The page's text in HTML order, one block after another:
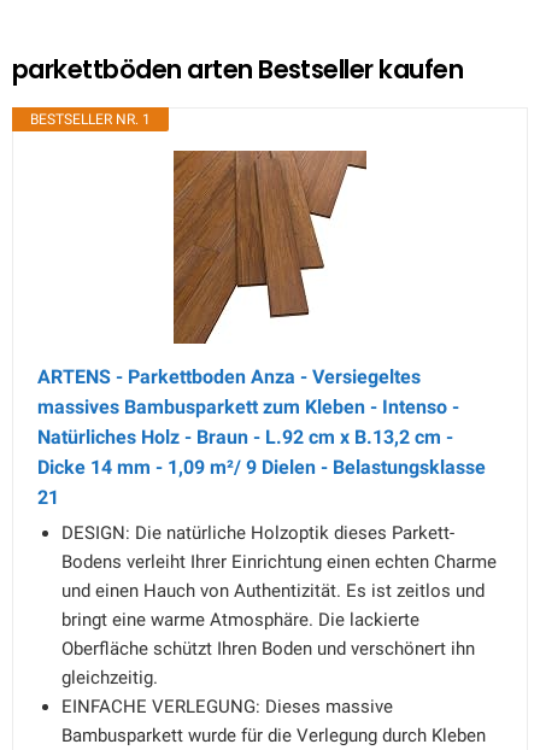
parkettböden arten Bestseller kaufen
BESTSELLER NR. 1
ARTENS - Parkettboden Anza - Versiegeltes
massives Bambusparkett zum Kleben - Intenso -
Natürliches Holz - Braun - L.92 cm x B.13,2 cm -
Dicke 14 mm - 1,09 m²/ 9 Dielen - Belastungsklasse
21
DESIGN: Die natürliche Holzoptik dieses Parkett-
Bodens verleiht Ihrer Einrichtung einen echten Charme
und einen Hauch von Authentizität. Es ist zeitlos und
bringt eine warme Atmosphäre. Die lackierte
Oberfläche schützt Ihren Boden und verschönert ihn
gleichzeitig.
EINFACHE VERLEGUNG: Dieses massive
Bambusparkett wurde für die Verlegung durch Kleben